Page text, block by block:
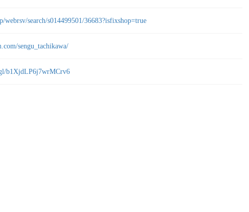
webrsv/search/s014499501/36683?isfixshop=true
sengu_tachikawa/
b1XjdLP6j7wrMCrv6